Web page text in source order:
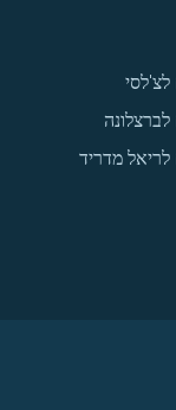
לצ'לסי
לריאל מדריד